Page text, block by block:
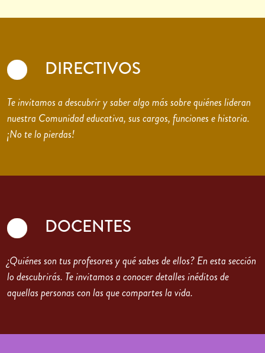
DIRECTIVOS
Te invitamos a descubrir y saber algo más sobre quiénes lideran
nuestra Comunidad educativa, sus cargos, funciones e historia.
¡No te lo pierdas!
DOCENTES
¿Quiénes son tus profesores y qué sabes de ellos? En esta sección
lo descubrirás. Te invitamos a conocer detalles inéditos de
aquellas personas con las que compartes la vida.